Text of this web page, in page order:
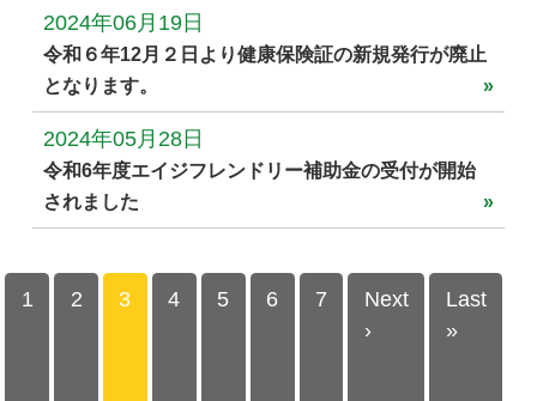
2024年06月19日
令和６年12月２日より健康保険証の新規発行が廃止
となります。
2024年05月28日
令和6年度エイジフレンドリー補助金の受付が開始
されました
1 2 3 4 5 6 7
Next
›
Last
»